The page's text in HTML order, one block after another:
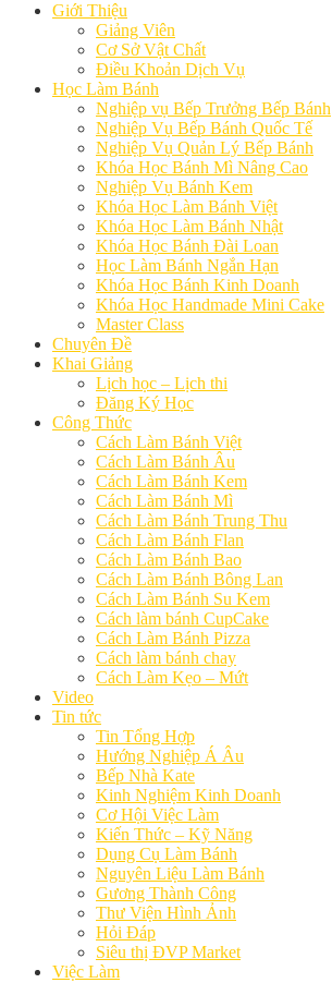
Giới Thiệu
Giảng Viên
Cơ Sở Vật Chất
Điều Khoản Dịch Vụ
Học Làm Bánh
Nghiệp vụ Bếp Trưởng Bếp Bánh
Nghiệp Vụ Bếp Bánh Quốc Tế
Nghiệp Vụ Quản Lý Bếp Bánh
Khóa Học Bánh Mì Nâng Cao
Nghiệp Vụ Bánh Kem
Khóa Học Làm Bánh Việt
Khóa Học Làm Bánh Nhật
Khóa Học Bánh Đài Loan
Học Làm Bánh Ngắn Hạn
Khóa Học Bánh Kinh Doanh
Khóa Học Handmade Mini Cake
Master Class
Chuyên Đề
Khai Giảng
Lịch học – Lịch thi
Đăng Ký Học
Công Thức
Cách Làm Bánh Việt
Cách Làm Bánh Âu
Cách Làm Bánh Kem
Cách Làm Bánh Mì
Cách Làm Bánh Trung Thu
Cách Làm Bánh Flan
Cách Làm Bánh Bao
Cách Làm Bánh Bông Lan
Cách Làm Bánh Su Kem
Cách làm bánh CupCake
Cách Làm Bánh Pizza
Cách làm bánh chay
Cách Làm Kẹo – Mứt
Video
Tin tức
Tin Tổng Hợp
Hướng Nghiệp Á Âu
Bếp Nhà Kate
Kinh Nghiệm Kinh Doanh
Cơ Hội Việc Làm
Kiến Thức – Kỹ Năng
Dụng Cụ Làm Bánh
Nguyên Liệu Làm Bánh
Gương Thành Công
Thư Viện Hình Ảnh
Hỏi Đáp
Siêu thị ĐVP Market
Việc Làm